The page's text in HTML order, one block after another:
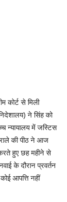
कोर्ट से मिली
ने सिंह को
न्यायालय में जस्टिस
वराले की पीठ ने आज
हुए छह महीने से
के दौरान प्रवर्तन
आपत्ति नहीं